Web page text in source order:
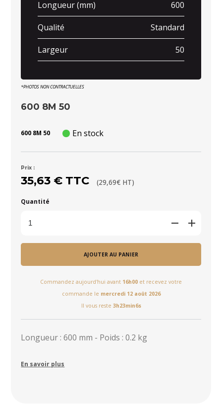
Longueur (mm) 600
Qualité Standard
Largeur 50
*PHOTOS NON CONTRACTUELLES
600 8M 50
600 8M 50 En stock
Prix :
35,63 € TTC (29,69€ HT)
Quantité
AJOUTER AU PANIER
Commandez aujourd'hui avant 16h00 et recevez votre
commande le mercredi 12 août 2026
Il vous reste 3h23min5s
Longueur : 600 mm - Poids : 0.2 kg
En savoir plus